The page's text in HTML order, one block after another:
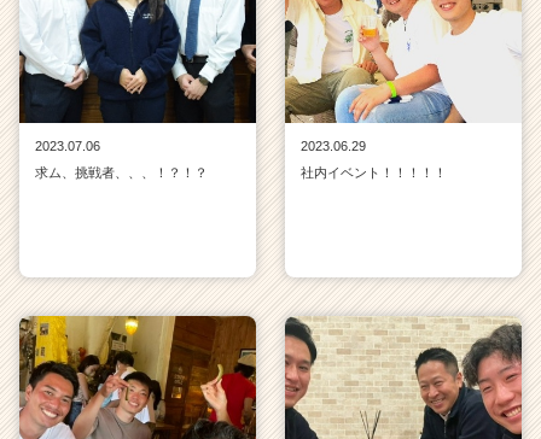
2023.07.06
求ム、挑戦者、、、！？！？
2023.06.29
社内イベント！！！！！